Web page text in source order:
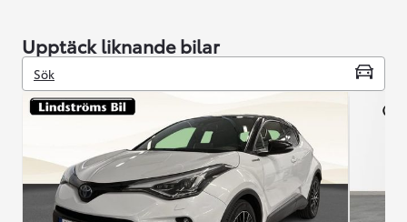
Upptäck liknande bilar
Sök